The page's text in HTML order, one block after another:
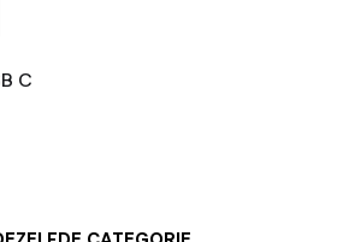
AAN WINKELWAGEN
C